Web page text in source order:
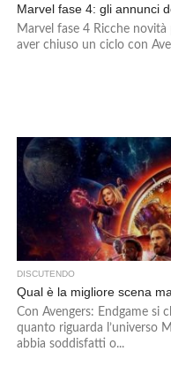
Marvel fase 4: gli annunci
Marvel fase 4 Ricche
aver chiuso un ciclo con
DISCUTENDO
Qual è la migliore scena
Con Avengers: Endgame si
quanto riguarda l’universo
abbia soddisfatti o...